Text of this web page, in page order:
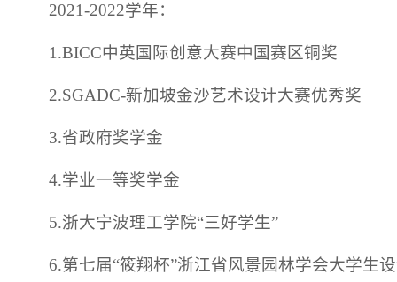
2021-2022学年：
1.BICC中英国际创意大赛中国赛区铜奖
2.SGADC-新加坡金沙艺术设计大赛优秀奖
3.省政府奖学金
4.学业一等奖学金
5.浙大宁波理工学院“三好学生”
6.第七届“筱翔杯”浙江省风景园林学会大学生